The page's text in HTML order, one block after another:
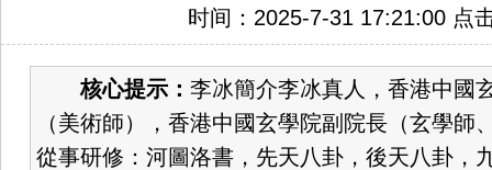
时间：2025-7-31 17:21:00 点
核心提示： 李冰簡介李冰真人，香港中國
（美術師），香港中國玄學院副院長（玄學師
從事研修：河圖洛書，先天八卦，後天八卦，